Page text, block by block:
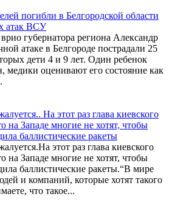
погибли в Белгородской области
атак ВСУ
губернатора региона Александр
атаке в Белгороде пострадали 25
дети 4 и 9 лет. Один ребенок
медики оценивают его состояние как
На этот раз глава киевского
на Западе многие не хотят, чтобы
баллистические ракеты
этот раз глава киевского
на Западе многие не хотят, чтобы
баллистические ракеты.“В мире
и компаний, которые хотят такого
что такое...